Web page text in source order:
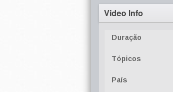
Video Info
Duração
Tópicos
País